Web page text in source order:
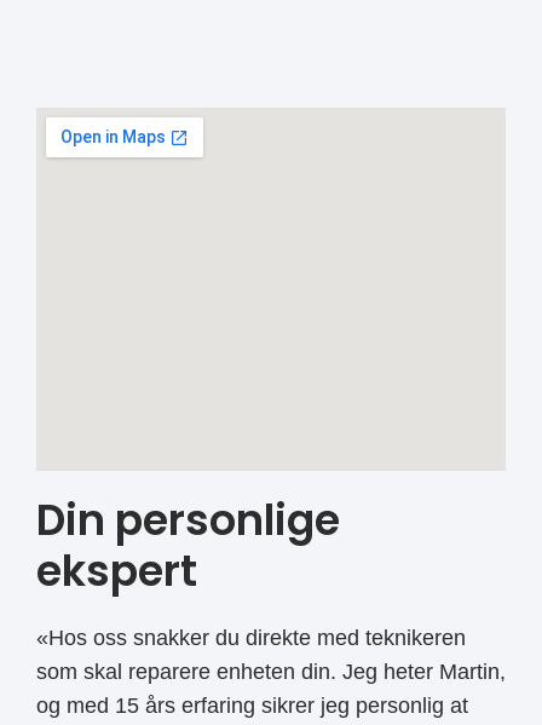
Din personlige
ekspert
«Hos oss snakker du direkte med teknikeren
som skal reparere enheten din. Jeg heter Martin,
og med 15 års erfaring sikrer jeg personlig at